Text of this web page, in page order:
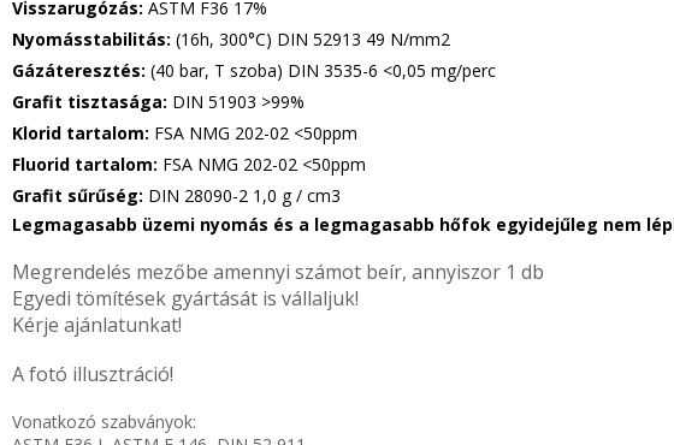
Visszarugózás: ASTM F36 17%
Nyomásstabilitás: (16h, 300°C) DIN 52913 49 N/mm2
Gázáteresztés: (40 bar, T szoba) DIN 3535-6 <0,05 mg/perc
Grafit tisztasága: DIN 51903 >99%
Klorid tartalom: FSA NMG 202-02 <50ppm
Fluorid tartalom: FSA NMG 202-02 <50ppm
Grafit sűrűség: DIN 28090-2 1,0 g / cm3
Legmagasabb üzemi nyomás és a legmagasabb hőfok egyidejűleg nem
Megrendelés mezőbe amennyi számot beír, annyiszor 1 db
Egyedi tömítések gyártását is vállaljuk!
Kérje ajánlatunkat!
A fotó illusztráció!
Vonatkozó szabványok: